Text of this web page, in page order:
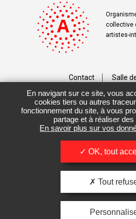
collective
artistes-
Contact Salle
Téléchargements
Vos données
Mentions légales
En navigant sur ce site, vous
cookies tiers ou autres
fonctionnement du site, à vous
partage et à réaliser
En savoir plus sur vos
OK, tout
Tout